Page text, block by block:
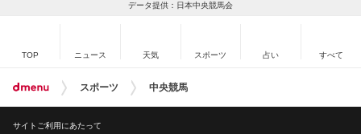
データ提供：日本中央競馬会
TOP ニュース 天気 スポーツ 占い すべて
スポーツ 中央競馬
サイトご利用にあたって